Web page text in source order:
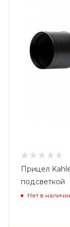
Прицел
подсветкой
Нет в